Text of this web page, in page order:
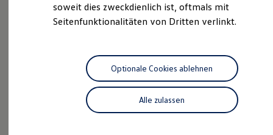
Driving Experience
Volkswagen entdecken
Lifestyle Shop
T-Roc Kollektion
Golf Kollektion
ID. Kollektion
Volkswagen Kollektion
R-Kollektion
Online-Fahrzeugbewertung
Wie können wir
Ihnen weiterhelfen?
soweit dies zweckdienlich ist, oftmals mit
Seitenfunktionalitäten von Dritten verlinkt.
Alle zulassen
Optionale Cookies ablehnen